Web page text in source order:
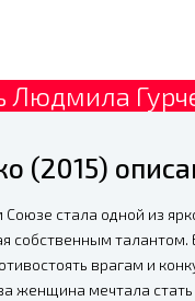
Людмила
(2015)
стала одной из
талантом.
врагам и
женщина мечтала